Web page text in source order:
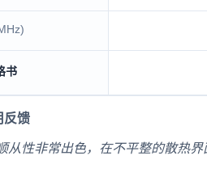
书
反馈
从性非常出色，在不平整的散热